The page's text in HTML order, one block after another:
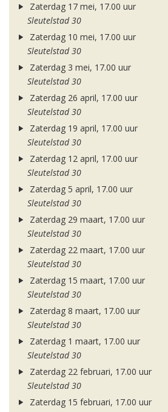
Zaterdag 17 mei, 17.00 uur
Sleutelstad 30
Zaterdag 10 mei, 17.00 uur
Sleutelstad 30
Zaterdag 3 mei, 17.00 uur
Sleutelstad 30
Zaterdag 26 april, 17.00 uur
Sleutelstad 30
Zaterdag 19 april, 17.00 uur
Sleutelstad 30
Zaterdag 12 april, 17.00 uur
Sleutelstad 30
Zaterdag 5 april, 17.00 uur
Sleutelstad 30
Zaterdag 29 maart, 17.00 uur
Sleutelstad 30
Zaterdag 22 maart, 17.00 uur
Sleutelstad 30
Zaterdag 15 maart, 17.00 uur
Sleutelstad 30
Zaterdag 8 maart, 17.00 uur
Sleutelstad 30
Zaterdag 1 maart, 17.00 uur
Sleutelstad 30
Zaterdag 22 februari, 17.00 uur
Sleutelstad 30
Zaterdag 15 februari, 17.00 uur